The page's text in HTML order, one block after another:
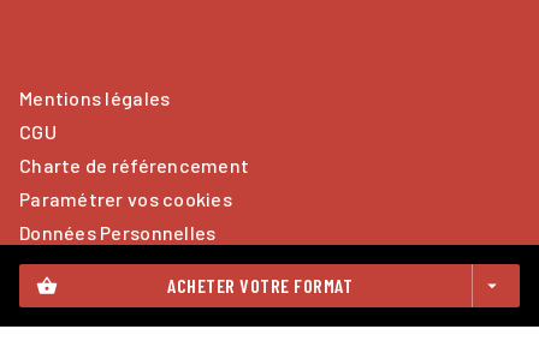
shopping_basket ACHETER VOTRE FORMAT arrow_drop_down
Mentions légales
CGU
Charte de référencement
Paramétrer vos cookies
Données Personnelles